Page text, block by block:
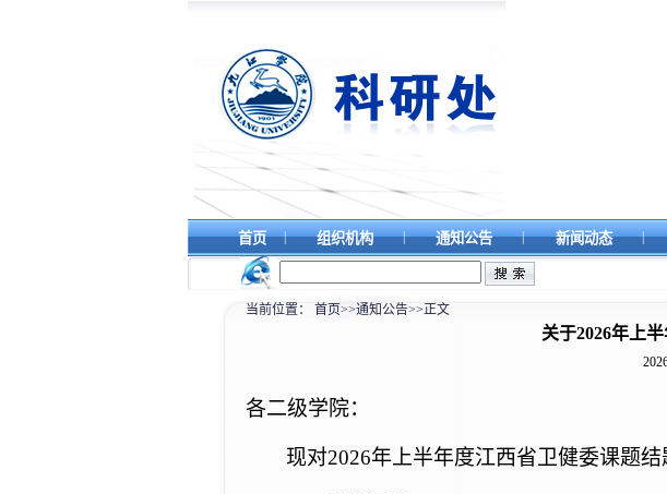
首页 | 组织机构 | 通知公告 | 新闻动态 |
当前位置： 首页>>通知公告>>正文
关于2026年上
各二级学院：
现对2026年上半年度江西省卫健委课题结